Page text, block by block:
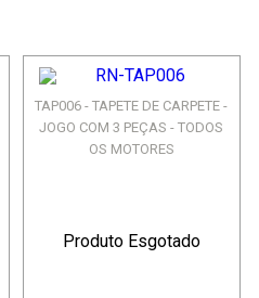
TAP006 - TAPETE DE CARPETE -
JOGO COM 3 PEÇAS - TODOS
OS MOTORES
Produto Esgotado